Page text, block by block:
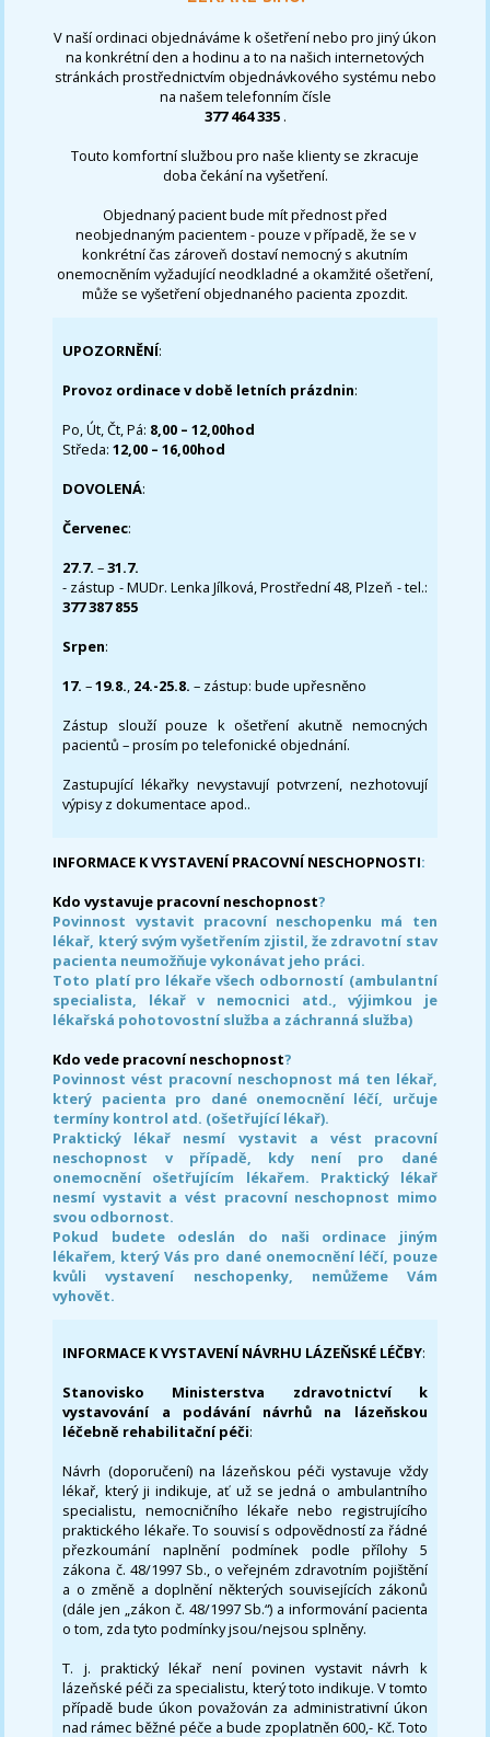
V naší ordinaci objednáváme k ošetření nebo pro jiný úkon
na konkrétní den a hodinu a to na našich internetových
stránkách prostřednictvím objednávkového systému nebo
na našem telefonním čísle
377 464 335 .
Touto komfortní službou pro naše klienty se zkracuje
doba čekání na vyšetření.
Objednaný pacient bude mít přednost před
neobjednaným pacientem - pouze v případě, že se v
konkrétní čas zároveň dostaví nemocný s akutním
onemocněním vyžadující neodkladné a okamžité ošetření,
může se vyšetření objednaného pacienta zpozdit.
UPOZORNĚNÍ:
Provoz ordinace v době letních prázdnin:
Po, Út, Čt, Pá: 8,00 – 12,00hod
Středa:12,00 – 16,00hod
DOVOLENÁ:
Červenec:
27.7.–31.7.
- zástup - MUDr. Lenka Jílková, Prostřední 48, Plzeň - tel.:
377 387 855
Srpen:
17. –19.8., 24.-25.8. – zástup: bude upřesněno
Zástup slouží pouze k ošetření akutně nemocných
pacientů – prosím po telefonické objednání.
Zastupující lékařky nevystavují potvrzení, nezhotovují
výpisy z dokumentace apod..
INFORMACE K VYSTAVENÍ PRACOVNÍ NESCHOPNOSTI:
Kdo vystavuje pracovní neschopnost?
Povinnost vystavit pracovní neschopenku má ten
lékař, který svým vyšetřením zjistil, že zdravotní stav
pacienta neumožňuje vykonávat jeho práci.
Toto platí pro lékaře všech odborností (ambulantní
specialista, lékař v nemocnici atd., výjimkou je
lékařská pohotovostní služba a záchranná služba)
Kdo vede pracovní neschopnost?
Povinnost vést pracovní neschopnost má ten lékař,
který pacienta pro dané onemocnění léčí, určuje
termíny kontrol atd. (ošetřující lékař).
Praktický lékař nesmí vystavit a vést pracovní
neschopnost v případě, kdy není pro dané
onemocnění ošetřujícím lékařem. Praktický lékař
nesmí vystavit a vést pracovní neschopnost mimo
svou odbornost.
Pokud budete odeslán do naši ordinace jiným
lékařem, který Vás pro dané onemocnění léčí, pouze
kvůli vystavení neschopenky, nemůžeme Vám
vyhovět.
INFORMACE K VYSTAVENÍ NÁVRHU LÁZEŇSKÉ LÉČBY:
Stanovisko Ministerstva zdravotnictví k
vystavování a podávání návrhů na lázeňskou
léčebně rehabilitační péči:
Návrh (doporučení) na lázeňskou péči vystavuje vždy
lékař, který ji indikuje, ať už se jedná o ambulantního
specialistu, nemocničního lékaře nebo registrujícího
praktického lékaře. To souvisí s odpovědností za řádné
přezkoumání naplnění podmínek podle přílohy 5
zákona č. 48/1997 Sb., o veřejném zdravotním pojištění
a o změně a doplnění některých souvisejících zákonů
(dále jen „zákon č. 48/1997 Sb.“) a informování pacienta
o tom, zda tyto podmínky jsou/nejsou splněny.
T. j. praktický lékař není povinen vystavit návrh k
lázeňské péči za specialistu, který toto indikuje. V tomto
případě bude úkon považován za administrativní úkon
nad rámec běžné péče a bude zpoplatněn 600,- Kč. Toto